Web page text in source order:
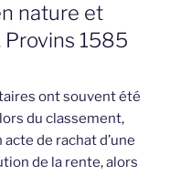
nature et
Provins 1585
ont souvent été
du classement,
de rachat d’une
de la rente, alors